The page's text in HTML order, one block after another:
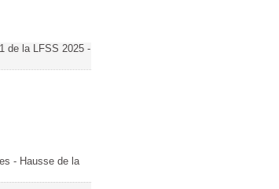
de la LFSS 2025 -
- Hausse de la